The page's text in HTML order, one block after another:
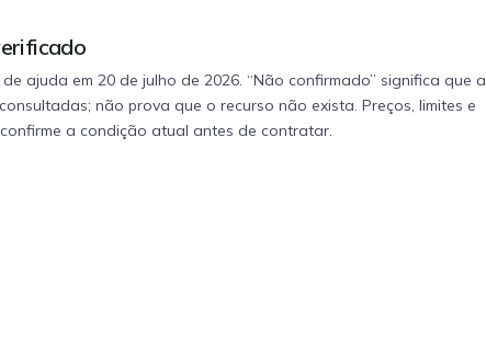
ajuda em 20 de julho de 2026. “Não confirmado” significa que a
não prova que o recurso não exista. Preços, limites e
a condição atual antes de contratar.